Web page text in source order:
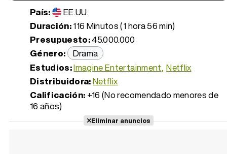
País:
EE.UU.
Duración:116 Minutos (1 hora 56 min)
Presupuesto:45.000.000
Género: Drama
Estudios:Imagine Entertainment Netflix
Distribuidora:Netflix
Calificación: +16 (No recomendado menores de
16 años)
Eliminar anuncios